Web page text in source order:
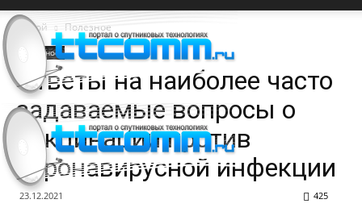
Домой Полезное
Полезное
Ответы на наиболее часто
задаваемые вопросы о
вакцинации против
коронавирусной инфекции
23.12.2021 425